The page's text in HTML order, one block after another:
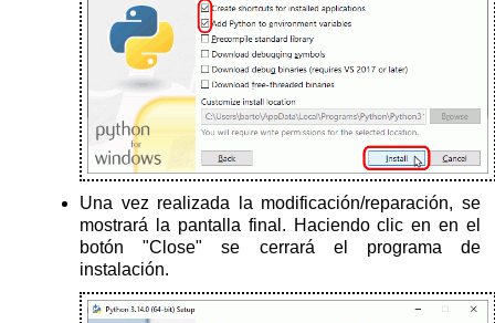
Una vez realizada la modificación/reparación, se
mostrará la pantalla final. Haciendo clic en en el
botón "Close" se cerrará el programa de
instalación.